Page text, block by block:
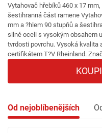
Vytahovač hřebíků 460 x 17
šestihranná část ramene
mm a ?hlem 90 stupňů a
silné oceli s vysokým obsahem
tvrdosti povrchu. Vysoká kvalita
certifikátem T?V Rheinland.
Od nejoblíbenějších